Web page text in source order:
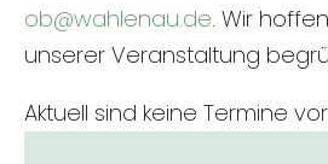
ob@wahlenau.de. Wir
unserer Veranstaltung
Aktuell sind keine Termine